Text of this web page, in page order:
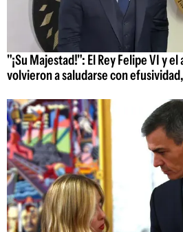
"¡Su Majestad!": El Rey Felipe VI y
volvieron a saludarse con